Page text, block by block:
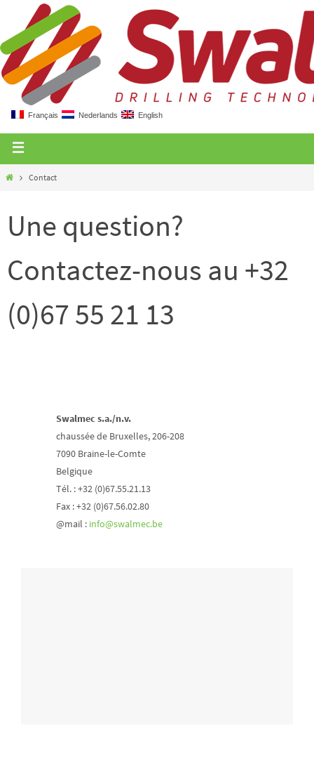
Français Nederlands English
Contact
Une question?
Contactez-nous au +32
(0)67 55 21 13
Swalmec s.a./n.v.
chaussée de Bruxelles, 206-208
7090 Braine-le-Comte
Belgique
Tél. : +32 (0)67.55.21.13
Fax : +32 (0)67.56.02.80
@mail : info@swalmec.be